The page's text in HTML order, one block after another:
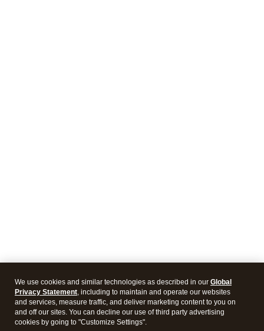
We use cookies and similar technologies as described in our Global
Privacy Statement, including to maintain and operate our websites
and services, measure traffic, and deliver marketing content to you on
and off our sites. You can decline our use of third party advertising
cookies by going to "Customize Settings".